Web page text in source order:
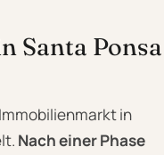
Santa Ponsa
in
Nach einer Phase